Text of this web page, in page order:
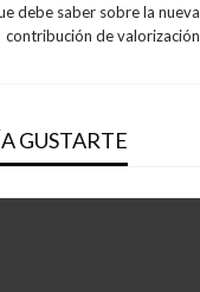
debe saber sobre la nueva
contribución de valorización
GUSTARTE